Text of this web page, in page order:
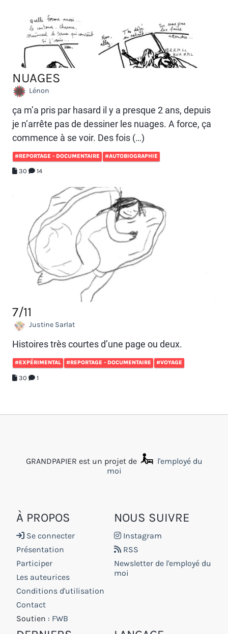
NUAGES
Lénon
ça m’a pris par hasard il y a presque 2 ans, depuis
je n’arrête pas de dessiner les nuages. A force, ça
commence à se voir. Des fois (…)
#REPORTAGE - DOCUMENTAIRE #AUTOBIOGRAPHIE
30 14
7/11
Justine Sarlat
Histoires très courtes d’une page ou deux.
#EXPÉRIMENTAL #REPORTAGE - DOCUMENTAIRE #VOYAGE
30 1
GRANDPAPIER est un projet de
l'employé du
moi
À PROPOS
Se connecter
Présentation
Participer
Les auteurices
Conditions d'utilisation
Contact
Soutien : FWB
NOUS SUIVRE
Instagram
RSS
Newsletter de l'employé du
moi